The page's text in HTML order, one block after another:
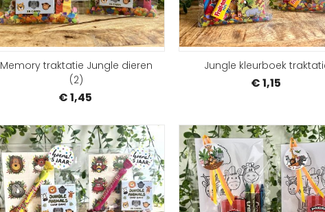
Memory traktatie Jungle dieren
(2)
€ 1,45
SAMENSTELLEN
Jungle kleurboek
€ 1,15